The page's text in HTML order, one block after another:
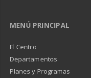
MENÚ PRINCIPAL
El Centro
Departamentos
Planes y Programas